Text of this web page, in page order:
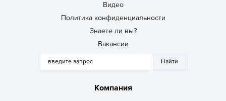
Видео
Политика конфиденциальности
Знаете ли вы?
Вакансии
Компания